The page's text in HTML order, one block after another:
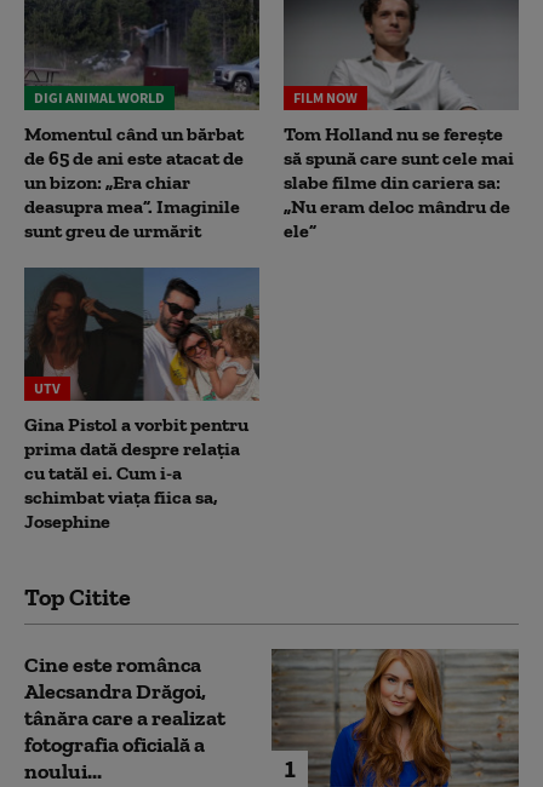
DIGI ANIMAL WORLD
Momentul când un bărbat
de 65 de ani este atacat de
un bizon: „Era chiar
deasupra mea”. Imaginile
sunt greu de urmărit
FILM NOW
Tom Holland nu se ferește
să spună care sunt cele mai
slabe filme din cariera sa:
„Nu eram deloc mândru de
ele”
UTV
Gina Pistol a vorbit pentru
prima dată despre relația
cu tatăl ei. Cum i-a
schimbat viața fiica sa,
Josephine
Top Citite
1
Cine este românca
Alecsandra Drăgoi,
tânăra care a realizat
fotografia oficială a
noului...